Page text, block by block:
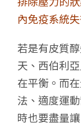
內免疫系統
若是有皮質
天、西伯利
在平衡。而
法、適度運
時也要盡量